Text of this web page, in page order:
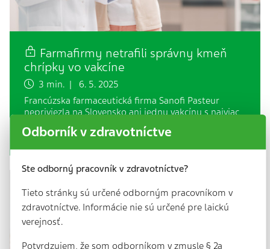
Farmafirmy netrafili správny kmeň
chrípky vo vakcíne
3 min. | 6. 5. 2025
Francúzska farmaceutická firma Sanofi Pasteur
nepriviezla na Slovensko ani jednu vakcínu s najviac
cirkulujúcim kmeňom chrípky. Prečo,
neuviedla.Medzinárodné farmaceutické firmy,…
Odborník v zdravotníctve
Ste odborný pracovník v zdravotníctve?
Tieto stránky sú určené odborným pracovníkom v
zdravotníctve. Informácie nie sú určené pre laickú
verejnosť.
Potvrdzujem, že som odborníkom v zmysle § 2a